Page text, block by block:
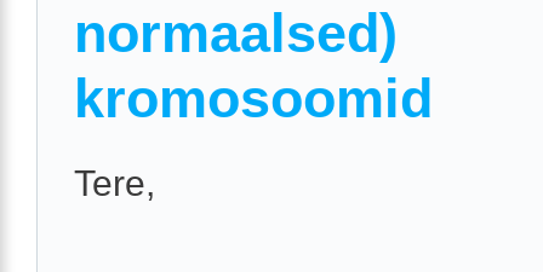
normaalsed)
kromosoomid
Tere,